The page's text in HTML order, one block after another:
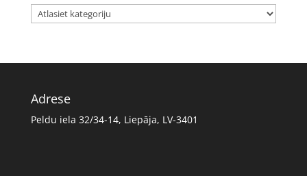
Categories
Adrese
Peldu iela 32/34-14, Liepāja, LV-3401